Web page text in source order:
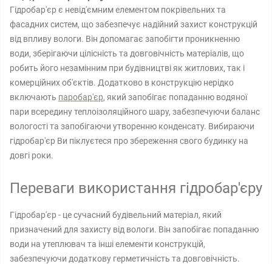
Гідробар'єр є невід'ємним елементом покрівельних та
фасадних систем, що забезпечує надійний захист конструкцій
від впливу вологи. Він допомагає запобігти проникненню
води, зберігаючи цілісність та довговічність матеріалів, що
робить його незамінним при будівництві як житлових, так і
комерційних об'єктів. Додатково в конструкцію нерідко
включають паробар'єр, який запобігає попаданню водяної
пари всередину теплоізоляційного шару, забезпечуючи баланс
вологості та запобігаючи утворенню конденсату. Вибираючи
гідробар'єр Ви піклуєтеся про збереження свого будинку на
довгі роки.
Переваги використання гідробар'єру
Гідробар'єр - це сучасний будівельний матеріал, який
призначений для захисту від вологи. Він запобігає попаданню
води на утеплювач та інші елементи конструкцій,
забезпечуючи додаткову герметичність та довговічність.